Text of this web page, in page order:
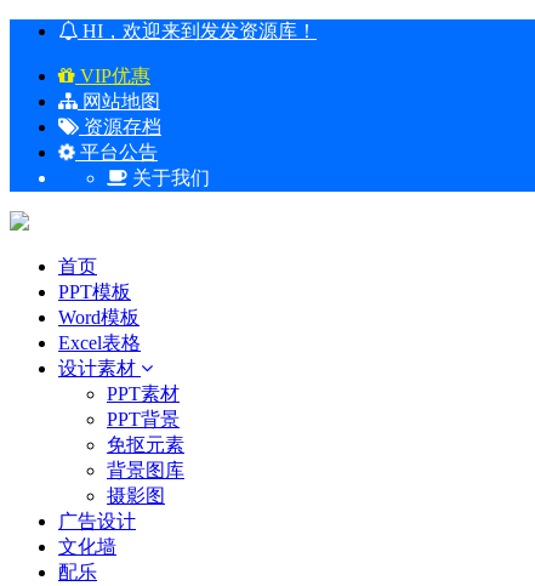
HI，欢迎来到发发资源库！
VIP优惠
网站地图
资源存档
平台公告
关于我们
首页
PPT模板
Word模板
Excel表格
设计素材
PPT素材
PPT背景
免抠元素
背景图库
摄影图
广告设计
文化墙
配乐